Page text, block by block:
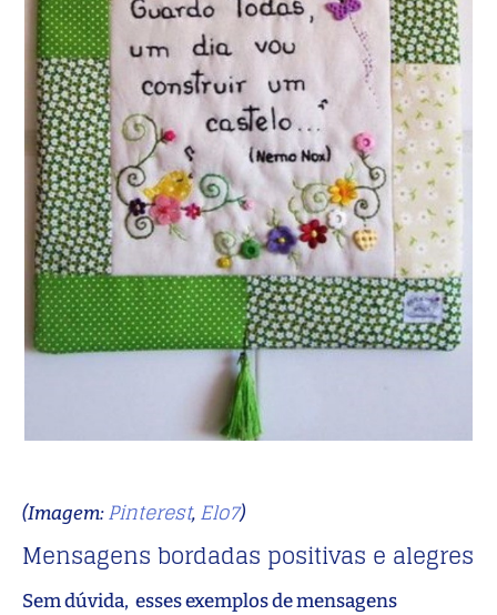
(Imagem:Pinterest, Elo7)
Mensagens bordadas positivas e alegres
Sem dúvida, esses exemplos de mensagens